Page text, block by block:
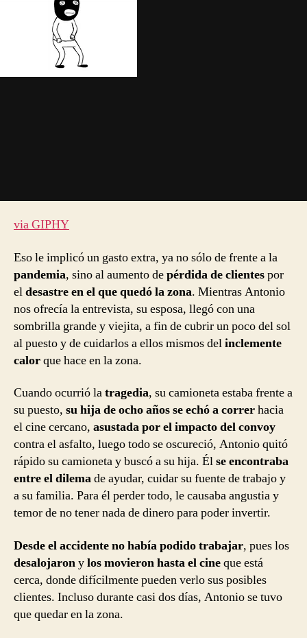
via GIPHY
Eso le implicó un gasto extra, ya no sólo de frente a la
pandemia, sino al aumento depérdida de clientespor
eldesastre en el que quedó la zona. Mientras Antonio
nos ofrecía la entrevista, su esposa, llegó con una
sombrilla grande y viejita, a fin de cubrir un poco del sol
al puesto y de cuidarlos a ellos mismos delinclemente
calorque hace en la zona.
Cuando ocurrió latragedia, su camioneta estaba frente a
su puesto, su hija de ocho años se echó a correrhacia
el cine cercano, asustada por el impacto del convoy
contra el asfalto, luego todo se oscureció, Antonio quitó
rápido su camioneta y buscó a su hija. Élse encontraba
entre el dilemade ayudar, cuidar su fuente de trabajo y
a su familia. Para él perder todo, le causaba angustia y
temor de no tener nada de dinero para poder invertir.
Desde el accidente no había podido trabajar, pues los
desalojaronylos movieron hasta el cineque está
cerca, donde difícilmente pueden verlo sus posibles
clientes. Incluso durante casi dos días, Antonio se tuvo
que quedar en la zona.